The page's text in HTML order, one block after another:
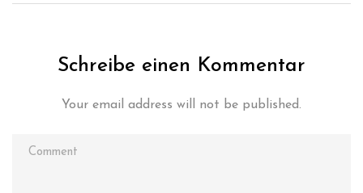
Schreibe einen Kommentar
Your email address will not be published.